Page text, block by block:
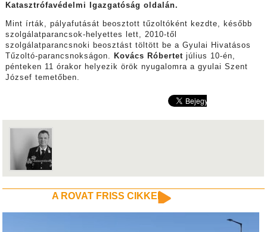
Katasztrófavédelmi Igazgatóság oldalán.
Mint írták, pályafutását beosztott tűzoltóként kezdte, később
szolgálatparancsok-helyettes lett, 2010-től
szolgálatparancsnoki beosztást töltött be a Gyulai Hivatásos
Tűzoltó-parancsnokságon.
Kovács Róbertet július 10-én,
pénteken 11 órakor helyezik örök nyugalomra a gyulai Szent
József temetőben.
A ROVAT FRISS CIKKEI